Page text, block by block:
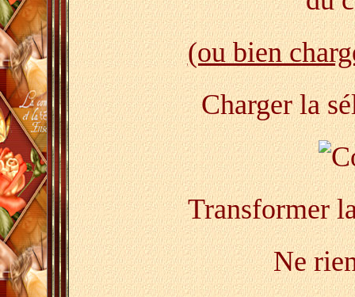
(ou bien
Charger la
Transformer
Ne